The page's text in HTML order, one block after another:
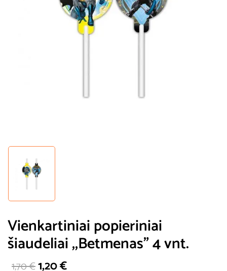
Vienkartiniai popieriniai
šiaudeliai ,,Betmenas” 4 vnt.
1,70€1,20€